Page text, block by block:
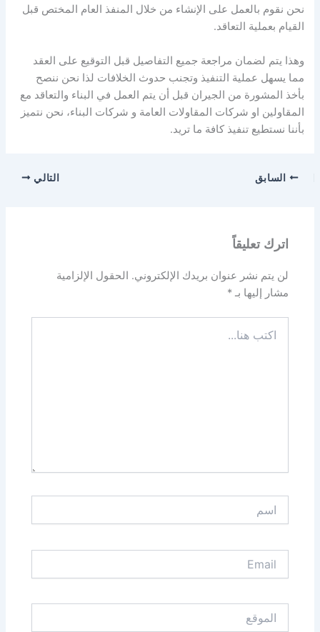
نحن نقوم بالعمل على الإنشاء من خلال المنفذ العام المختص قبل
القيام بعملية التعاقد.
وهذا يتم لضمان مراجعة جميع التفاصيل قبل التوقيع على العقد
مما يسهل عملية التنفيذ وتجنب حدوث الخلافات لذا نحن ننصح
بأخذ المشورة من الجيران قبل أن يتم العمل في البناء والتعاقد مع
المقاولين او شركات المقاولات العامة و شركات البناء، نحن نتميز
بأننا نستطيع تنفيذ كافة ما تريد.
السابق التالي
اترك تعليقاً
لن يتم نشر عنوان بريدك الإلكتروني.
الحقول الإلزامية
مشار إليها بـ*
هنا...